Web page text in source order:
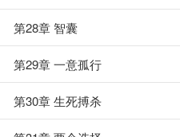
第28章 智囊
第29章 一意孤行
第30章 生死搏杀